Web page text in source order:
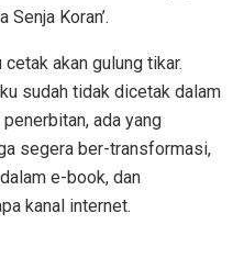
Senja Koran’.
akan gulung tikar.
sudah tidak dicetak dalam
ada yang
segera ber-transformasi,
e-book, dan
kanal internet.